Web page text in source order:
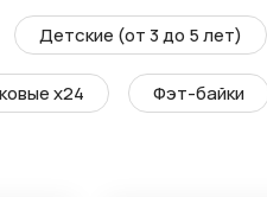
Детские (от 3 до 5 лет)
х24 Фэт-байки